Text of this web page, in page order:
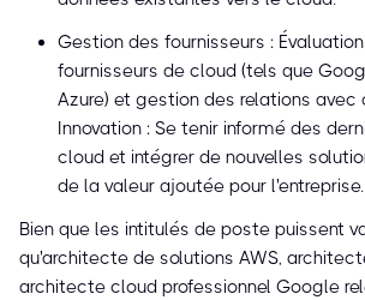
Gestion des fournisseurs :
fournisseurs de cloud (tels que
Azure) et gestion des relations avec
Innovation : Se tenir informé des
cloud et intégrer de nouvelles
de la valeur ajoutée pour l'entreprise.
Bien que les intitulés de poste puissent
qu'architecte de solutions AWS,
architecte cloud professionnel Google